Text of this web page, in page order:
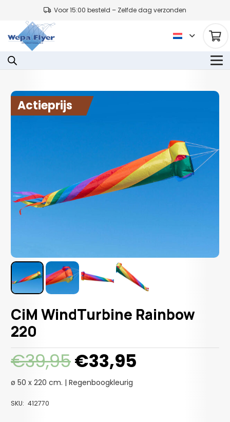
Voor 15:00 besteld – Zelfde dag verzonden
Actieprijs
CiM WindTurbine Rainbow
220
€39,95Oorspronkelijke
prijs
was:
€39,95.
€33,95
ø 50 x 220 cm. | Regenboogkleurig
SKU: 412770